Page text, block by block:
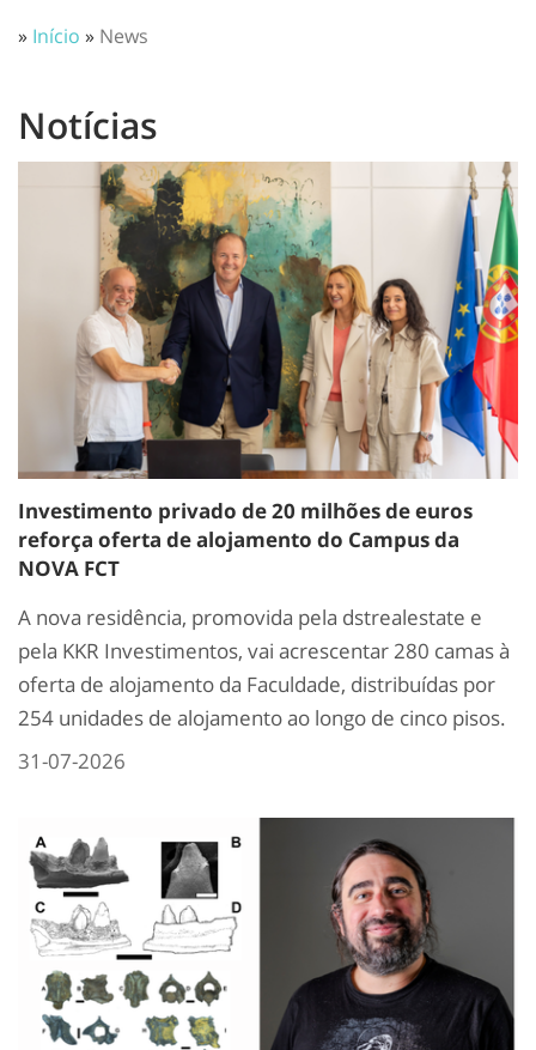
» Início » News
Notícias
Investimento privado de 20 milhões de euros
reforça oferta de alojamento do Campus da
NOVA FCT
A nova residência, promovida pela dstrealestate e
pela KKR Investimentos, vai acrescentar 280 camas à
oferta de alojamento da Faculdade, distribuídas por
254 unidades de alojamento ao longo de cinco pisos.
31-07-2026